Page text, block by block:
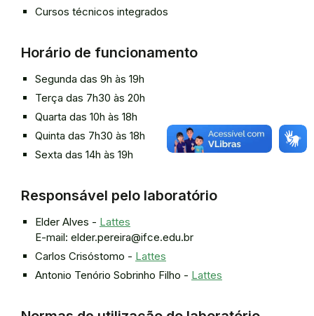
Cursos técnicos integrados
Horário de funcionamento
Segunda das 9h às 19h
Terça das 7h30 às 20h
Quarta das 10h às 18h
Quinta das 7h30 às 18h
Sexta das 14h às 19h
Responsável pelo laboratório
Elder Alves - Lattes
E-mail: elder.pereira@ifce.edu.br
Carlos Crisóstomo - Lattes
Antonio Tenório Sobrinho Filho - Lattes